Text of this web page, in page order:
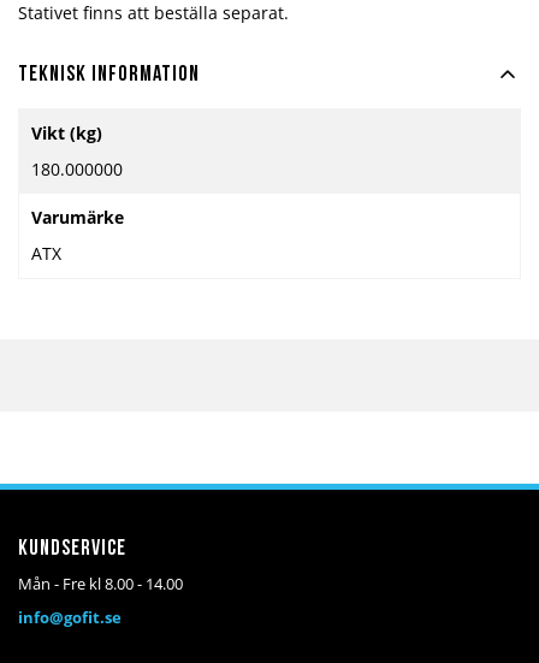
Stativet finns att beställa separat.
Teknisk information
information
Vikt (kg)
180.000000
Varumärke
ATX
Kundservice
Mån - Fre kl 8.00 - 14.00
info@gofit.se